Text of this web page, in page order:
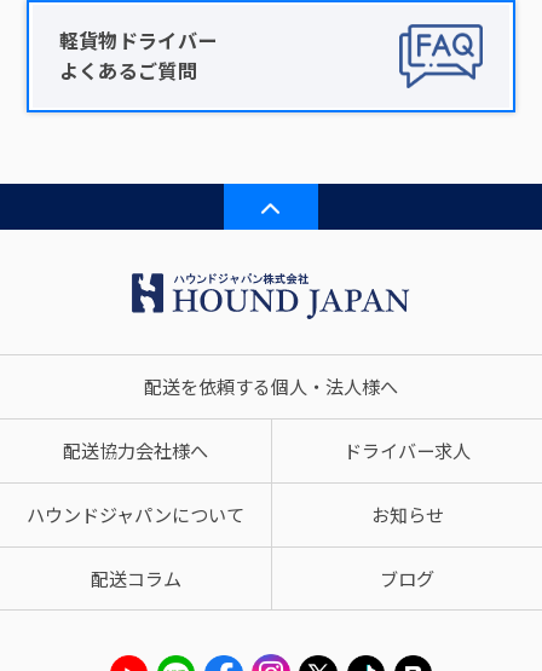
軽貨物ドライバー
よくあるご質問
配送を依頼する個人・法人様へ
配送協力会社様へ ドライバー求人
ハウンドジャパンについて お知らせ
配送コラム ブログ